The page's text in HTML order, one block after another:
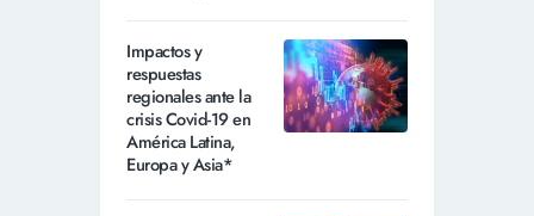
Impactos y
respuestas
regionales ante la
crisis Covid-19 en
América Latina,
Europa y Asia*